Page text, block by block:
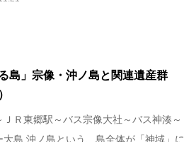
島」宗像・沖ノ島と関連遺産群
ＪＲ東郷駅～バス宗像大社～バス神湊～
大島 沖ノ島という、島全体が「神域」に